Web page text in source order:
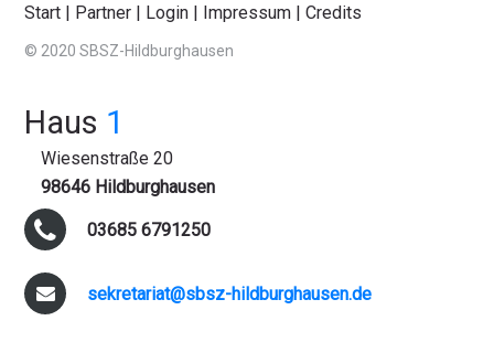
Start | Partner | Login | Impressum |Credits
© 2020 SBSZ-Hildburghausen
Haus 1
Wiesenstraße 20
98646 Hildburghausen
03685 6791250
sekretariat@sbsz-hildburghausen.de